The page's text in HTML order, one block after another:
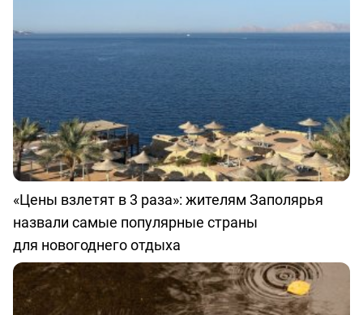
«Цены взлетят в 3 раза»: жителям Заполярья
назвали самые популярные страны
для новогоднего отдыха